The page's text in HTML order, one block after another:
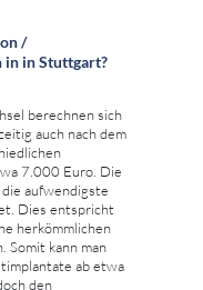
/
in in Stuttgart?
berechnen sich
auch nach dem
7.000 Euro. Die
aufwendigste
Dies entspricht
herkömmlichen
Somit kann man
ab etwa
den